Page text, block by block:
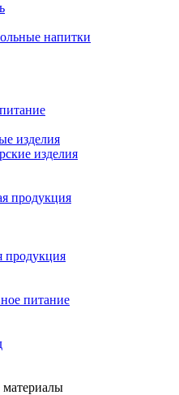
напитки
изделия
изделия
продукция
продукция
питание